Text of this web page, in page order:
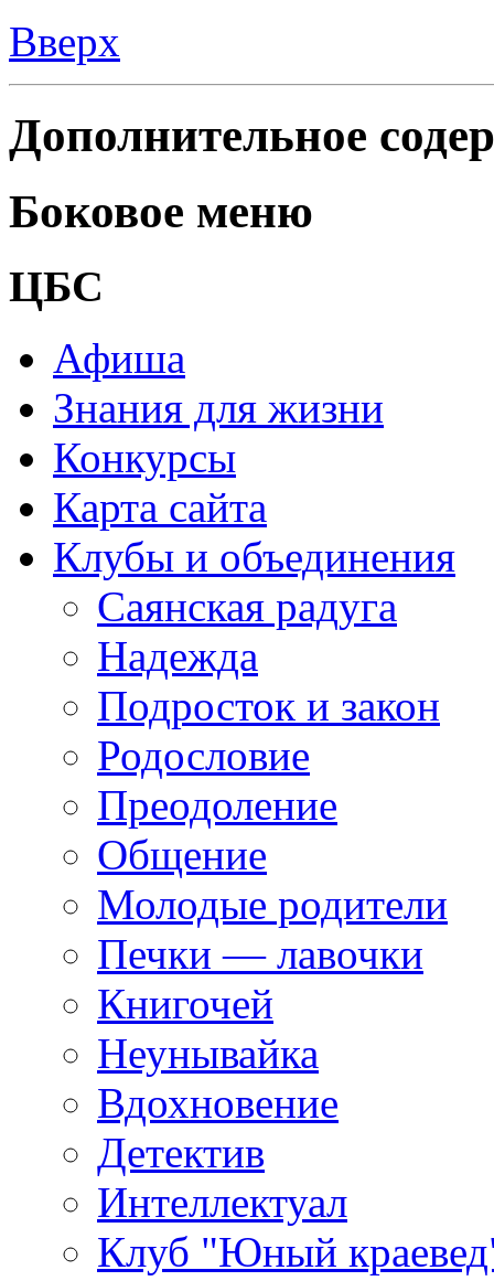
Вверх
Дополнительное
Боковое меню
ЦБС
Афиша
Знания для жизни
Конкурсы
Карта сайта
Клубы и объединения
Саянская радуга
Надежда
Подросток и закон
Родословие
Преодоление
Общение
Молодые родители
Печки — лавочки
Книгочей
Неунывайка
Вдохновение
Детектив
Интеллектуал
Клуб "Юный